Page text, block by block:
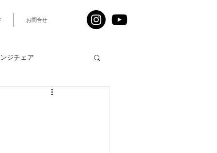
お問合せ
ジチェア